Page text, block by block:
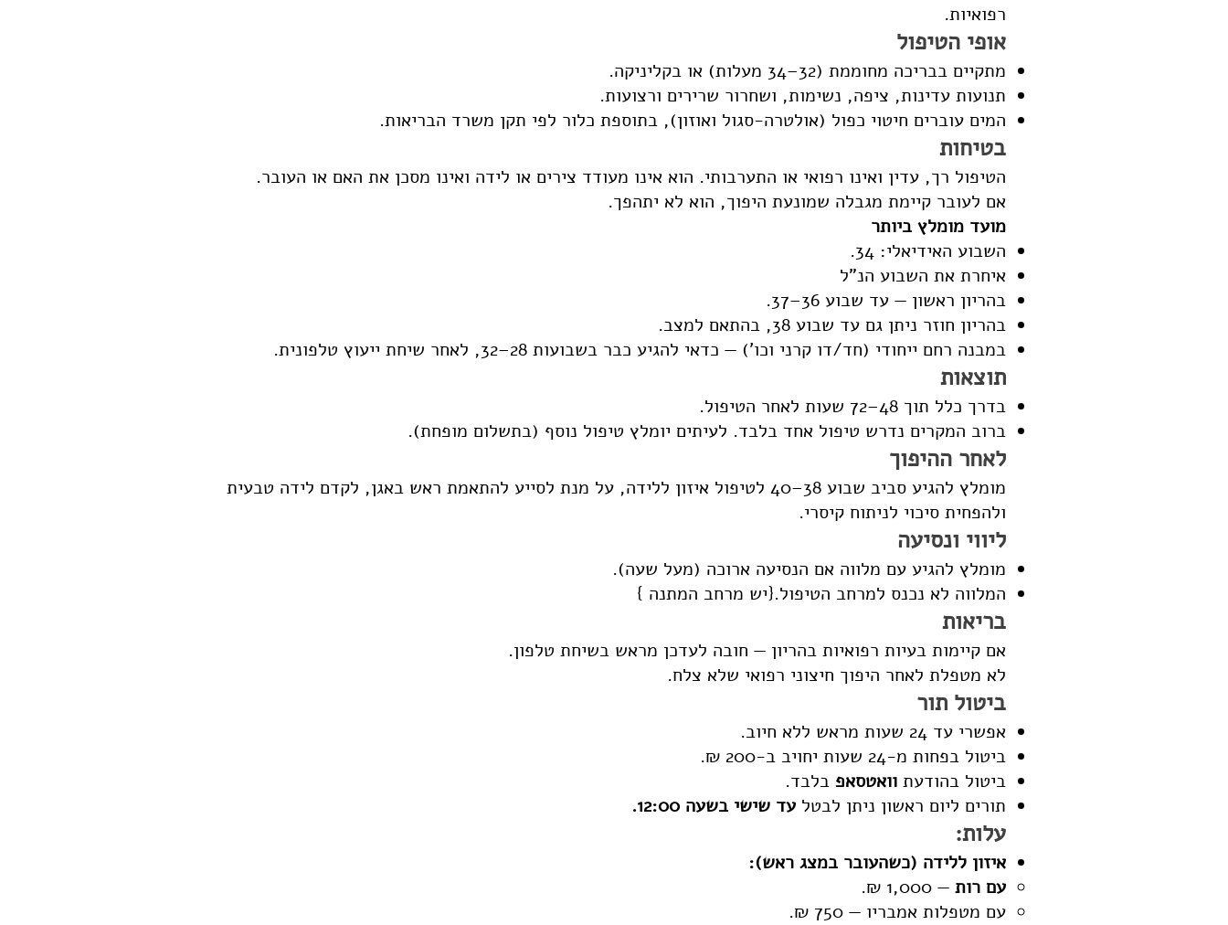
רפואיות.
אופי הטיפול
מתקיים בבריכה מחוממת (32–34 מעלות) או בקליניקה.
תנועות עדינות, ציפה, נשימות, ושחרור שרירים ורצועות.
המים עוברים חיטוי כפול (אולטרה-סגול ואוזון), בתוספת כלור לפי תקן משרד הבריאות.
בטיחות
הטיפול רך, עדין ואינו רפואי או התערבותי. הוא אינו מעודד צירים או לידה ואינו מסכן את האם או העובר.
אם לעובר קיימת מגבלה שמונעת היפוך, הוא לא יתהפך.
מועד מומלץ ביותר
השבוע האידיאלי: 34.
איחרת את השבוע הנ"ל
בהריון ראשון — עד שבוע 36–37.
בהריון חוזר ניתן גם עד שבוע 38, בהתאם למצב.
במבנה רחם ייחודי (חד/דו קרני וכו') — כדאי להגיע כבר בשבועות 28–32, לאחר שיחת ייעוץ טלפונית.
תוצאות
בדרך כלל תוך 48–72 שעות לאחר הטיפול.
ברוב המקרים נדרש טיפול אחד בלבד. לעיתים יומלץ טיפול נוסף (בתשלום מופחת).
לאחר ההיפוך
מומלץ להגיע סביב שבוע 38–40 לטיפול איזון ללידה, על מנת לסייע להתאמת ראש באגן, לקדם לידה טבעית
ולהפחית סיכוי לניתוח קיסרי.
ליווי ונסיעה
מומלץ להגיע עם מלווה אם הנסיעה ארוכה (מעל שעה).
המלווה לא נכנס למרחב הטיפול.{יש מרחב המתנה }
בריאות
אם קיימות בעיות רפואיות בהריון — חובה לעדכן מראש בשיחת טלפון.
לא מטפלת לאחר היפוך חיצוני רפואי שלא צלח.
ביטול תור
אפשרי עד 24 שעות מראש ללא חיוב.
ביטול בפחות מ-24 שעות יחויב ב-200 ₪.
ביטול בהודעת וואטסאפ בלבד.
תורים ליום ראשון ניתן לבטל עד שישי בשעה 12:00.
עלות:
איזון ללידה (כשהעובר במצג ראש):
עם רות — 1,000 ₪.
עם מטפלות אמבריו — 750 ₪.